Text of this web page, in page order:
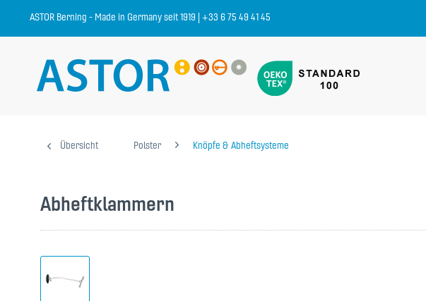
ASTOR Berning - Made in Germany seit 1919 | +33 6 75 49 41 45
Übersicht Polster Knöpfe & Abheftsysteme
Abheftklammern